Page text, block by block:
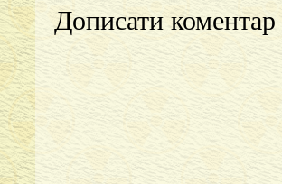
Дописати коментар